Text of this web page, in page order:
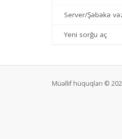
Server/Şəbəkə
Yeni sorğu aç
Müəllif hüquqları ©